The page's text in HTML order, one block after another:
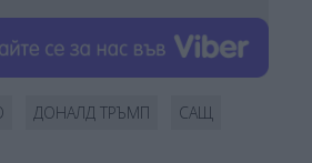
ДОНАЛД ТРЪМП САЩ